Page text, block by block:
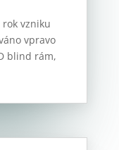
vzniku
vpravo
blind rám,